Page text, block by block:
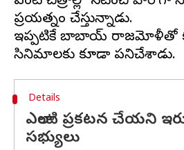
ప్రయత్నం చేస్తున్నాడు.
ఇప్పటికే బాబాయ్ రాజమోళీతో
Details
ఎలాంటి ప్రకటన చేయని
సభ్యులు